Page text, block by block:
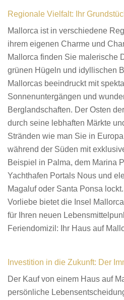
Regionale Vielfalt: Ihr
Mallorca ist in verschiedene
ihrem eigenen Charme und
Mallorca finden Sie malerische
grünen Hügeln und idyllischen
Mallorcas beeindruckt mit
Sonnenuntergängen und
Berglandschaften. Der Osten
durch seine lebhaften Märkte
Stränden wie man Sie in
während der Süden mit
Beispiel in Palma, dem Marina
Yachthafen Portals Nous und
Magaluf oder Santa Ponsa
Vorliebe bietet die Insel
für Ihren neuen
Feriendomizil: Ihr Haus auf
Investition in die Zukunft: Der
Der Kauf von einem Haus auf
persönliche